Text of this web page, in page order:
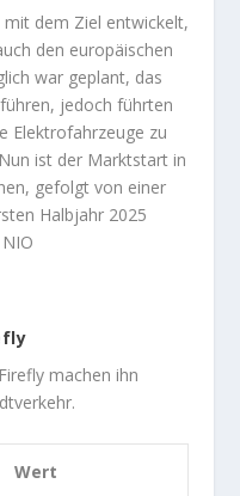
dem Ziel entwickelt,
den europäischen
war geplant, das
jedoch führten
Elektrofahrzeuge zu
ist der Marktstart in
gefolgt von einer
Halbjahr 2025
machen ihn
Wert